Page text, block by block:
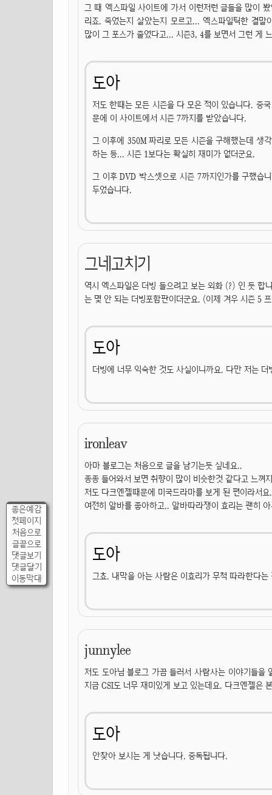
좋은예감
첫페이지
처음으로
글끝으로
댓글보기
댓글달기
이동막대
그 때 엑스파일 사이트에 가서 이런저런 글들을 많이
리죠. 죽었는지 살았는지 모르고... 엑스파일틱한 결
많이 그 포스가 줄었다고... 시즌3, 4를 보면서 그런 게
도아
저도 한때는 모든 시즌을 다 모은 적이 있습니다. 중
문에 이 사이트에서 시즌 7까지를 받았습니다.
그 이후에 350M 짜리로 모든 시즌을 구해했는데 생
하는 등... 시즌 1보다는 확실히 재미가 없더군요.
그 이후 DVD 박스셋으로 시즌 7까지인가를 구했습
두었습니다.
그네고치기
역시 엑스파일은 더빙 들으려고 보는 외화 (?) 인 듯 합
는 몇 안 되는 더빙포함판이더군요. (이제 겨우 시즌 5
도아
더빙에 너무 익숙한 것도 사실이니까요. 다만 저는
ironleav
아마 블로그는 처음으로 글을 남기는듯 싶네요..
종종 들어와서 보면 취향이 많이 비슷한것 같다고 느껴
저도 다크엔젤때문에 미국드라마를 보게 된 편이라서요
여전히 알바를 좋아하고.. 알바따라쟁이 효리는 괜히
도아
그쵸. 내막을 아는 사람은 이효리가 무척 따라한다
junnylee
저도 도아님 블로그 가끔 들러서 사람사는 이야기들
지금 CSI도 너무 재미있게 보고 있는데요. 다크엔젤은
도아
안찾아 보시는 게 낫습니다. 중독됩니다.